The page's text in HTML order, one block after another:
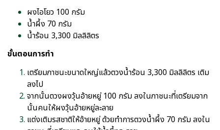
ผงไอโยว 100 กรัม
น้ำผึ้ง 70 กรัม
น้ำร้อน 3,300 มิลลิลิตร
ขั้นตอนการทำ
เตรียมภาชนะขนาดใหญ่แล้วตวงน้ำร้อน 3,300 มิลลิลิตร เติม
ลงไป
จากนั้นตวงผงวุ้นอ้ายหยู่ 100 กรัม ลงในภาชนะที่เตรียมจาก
นั้นคนให้ผงวุ้นอ้ายหยู่ละลาย
แต่งเติมรสชาติให้อ้ายหยู่ ด้วยทำการตวงน้ำผึ้ง 70 กรัม ลงใน